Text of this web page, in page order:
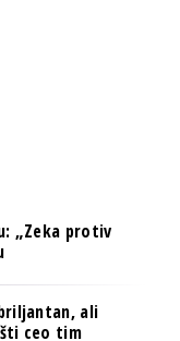
„Zeka protiv
ali
ceo tim